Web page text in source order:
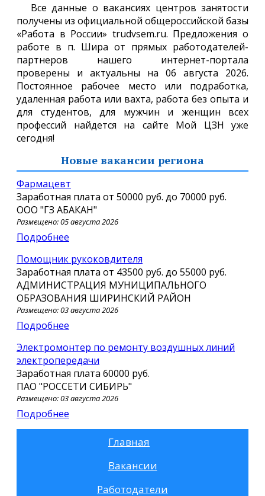
Все данные о вакансиях центров занятости
получены из официальной общероссийской базы
«Работа в России» trudvsem.ru. Предложения о
работе в п. Шира от прямых работодателей-
партнеров нашего интернет-портала
проверены и актуальны на 06 августа 2026.
Постоянное рабочее место или подработка,
удаленная работа или вахта, работа без опыта и
для студентов, для мужчин и женщин всех
профессий найдется на сайте Мой ЦЗН уже
сегодня!
Новые вакансии региона
Фармацевт
Заработная плата от 50000 руб. до 70000 руб.
ООО "ГЗ АБАКАН"
Размещено: 05 августа 2026
Подробнее
помощник рукоковдителя
Заработная плата от 43500 руб. до 55000 руб.
АДМИНИСТРАЦИЯ МУНИЦИПАЛЬНОГО
ОБРАЗОВАНИЯ ШИРИНСКИЙ РАЙОН
Размещено: 03 августа 2026
Подробнее
Электромонтер по ремонту воздушных линий
электропередачи
Заработная плата 60000 руб.
ПАО "РОССЕТИ СИБИРЬ"
Размещено: 03 августа 2026
Подробнее
Главная
Вакансии
Работодатели